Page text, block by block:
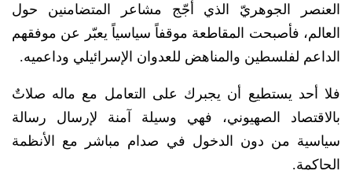
العنصر الجوهريّ الذي أجّج مشاعر المتضامنين حول
العالم، فأصبحت المقاطعة موقفاً سياسياً يعبّر عن موفقهم
الداعم لفلسطين والمناهض للعدوان الإسرائيلي وداعميه.
فلا أحد يستطيع أن يجبرك على التعامل مع ماله صلاتٌ
بالاقتصاد الصهيوني، فهي وسيلة آمنة لإرسال رسالة
سياسية من دون الدخول في صدام مباشر مع الأنظمة
الحاكمة.